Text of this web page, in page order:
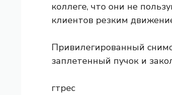
коллеге, что они не
клиентов резким
Привилегированный
заплетенный пучок и
гтрес